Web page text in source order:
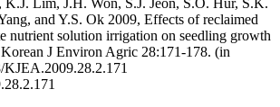
and Y.S. Ok 2009, Effects of reclaimed
nutrient solution irrigation on seedling growth
J Environ Agric 28:171-178. (in